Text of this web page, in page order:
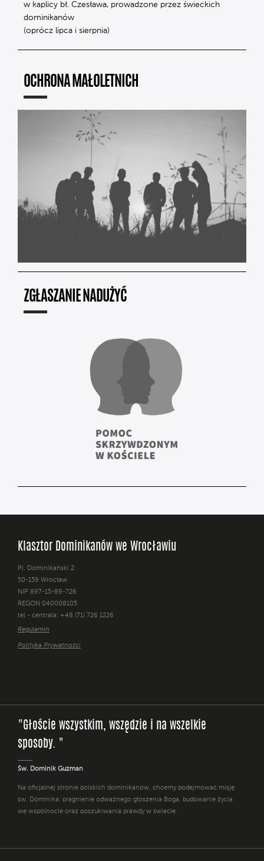
w kaplicy bł. Czesława, prowadzone przez świeckich
dominikanów
(oprócz lipca i sierpnia)
OCHRONA MAŁOLETNICH
ZGŁASZANIE NADUŻYĆ
Klasztor Dominikanów we Wrocławiu
Pl. Dominikański 2
50-159 Wrocław
NIP 897-15-89-726
REGON 040008105
tel - centrala: +48 (71) 726 1226
Regulamin
Polityka Prywatności
"Głoście wszystkim, wszędzie i na wszelkie
sposoby. "
Św. Dominik Guzman
Na oficjalnej stronie polskich dominikanów, chcemy podejmować misję
św. Dominika: pragnienie odważnego głoszenia Boga, budowanie życia
we wspólnocie oraz poszukiwania prawdy w świecie.